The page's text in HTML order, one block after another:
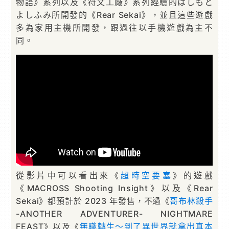
よしふみ所開發的《Rear Sekai》，並且這些遊戲
多為家用主機所開發，跟過往以手機遊戲為主不
同。
從影片中可以看出來《超時空要塞》的遊戲
《MACROSS Shooting Insight》以及《Rear
Sekai》都預計於 2023 年發售，不過《哥布林殺手
-ANOTHER ADVENTURER- NIGHTMARE
FEAST》以及《無職轉生～到了異世界就拿出真本